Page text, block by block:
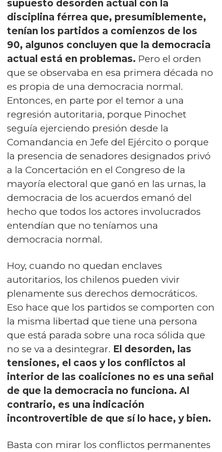
supuesto desorden actual con la
disciplina férrea que, presumiblemente,
tenían los partidos a comienzos de los
90, algunos concluyen que la democracia
actual está en problemas. Pero el orden
que se observaba en esa primera década no
es propia de una democracia normal.
Entonces, en parte por el temor a una
regresión autoritaria, porque Pinochet
seguía ejerciendo presión desde la
Comandancia en Jefe del Ejército o porque
la presencia de senadores designados privó
a la Concertación en el Congreso de la
mayoría electoral que ganó en las urnas, la
democracia de los acuerdos emanó del
hecho que todos los actores involucrados
entendían que no teníamos una
democracia normal.
Hoy, cuando no quedan enclaves
autoritarios, los chilenos pueden vivir
plenamente sus derechos democráticos.
Eso hace que los partidos se comporten con
la misma libertad que tiene una persona
que está parada sobre una roca sólida que
no se va a desintegrar. El desorden, las
tensiones, el caos y los conflictos al
interior de las coaliciones no es una señal
de que la democracia no funciona. Al
contrario, es una indicación
incontrovertible de que sí lo hace, y bien.
Basta con mirar los conflictos permanentes